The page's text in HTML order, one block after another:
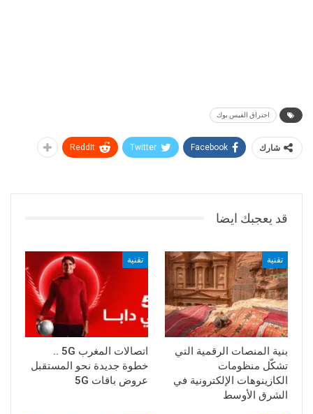
اختراق الفيس بوك
شارك Facebook
Twitter
ReddIt
قد يعجبك ايضا
تقنية
بنية المنصات الرقمية التي
تشكّل منظومات
الكازينوهات الإلكترونية في
الشرق الأوسط
تقنية
اتصالات المغرب 5G ..
خطوة جديدة نحو المستقبل
عروض باقات 5G